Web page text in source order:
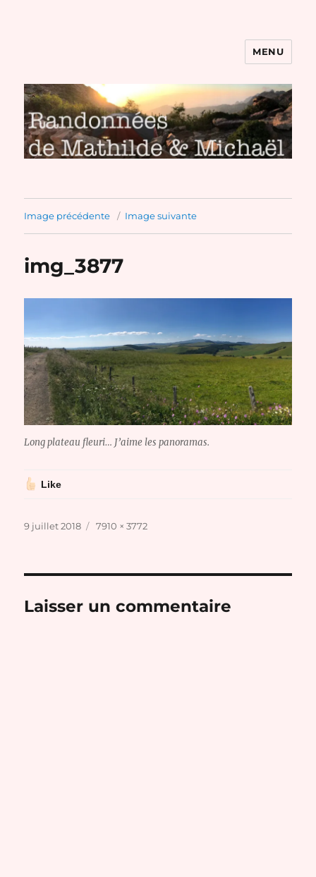
Randonnées de Mathilde et
Michaël
MENU
Image précédente Image suivante
img_3877
Long plateau fleuri… J’aime les panoramas.
Like
Publié
9 juillet 2018
Taille
7910 × 3772
Laisser un commentaire